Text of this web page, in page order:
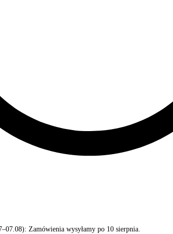
Zamówienia wysyłamy po 10 sierpnia.